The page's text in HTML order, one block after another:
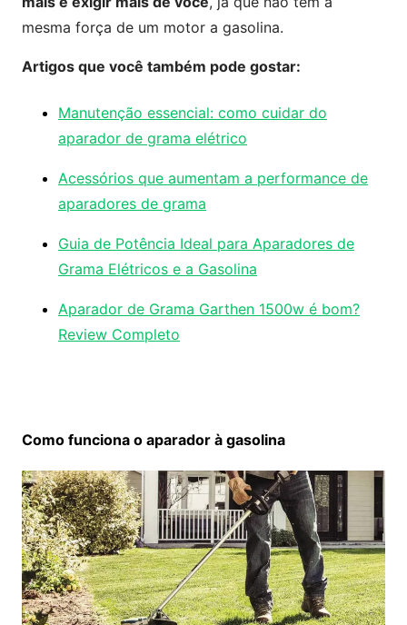
mesma força de um motor a gasolina.
Artigos que você também pode gostar:
Manutenção essencial: como cuidar do
aparador de grama elétrico
Acessórios que aumentam a performance de
aparadores de grama
Guia de Potência Ideal para Aparadores de
Grama Elétricos e a Gasolina
Aparador de Grama Garthen 1500w é bom?
Review Completo
Como funciona o aparador à gasolina